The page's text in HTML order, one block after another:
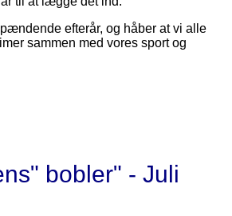
efterår, og håber at vi alle
sammen med vores sport og
bobler" - Juli